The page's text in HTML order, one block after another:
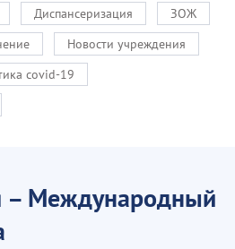
Диспансеризация
ЗОЖ
Новости учреждения
covid-19
– Международный